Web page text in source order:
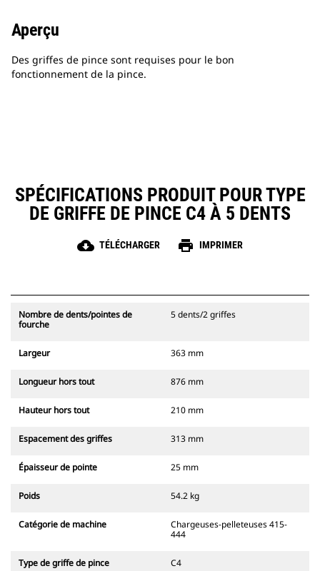
Aperçu
Des griffes de pince sont requises pour le bon
fonctionnement de la pince.
SPÉCIFICATIONS PRODUIT POUR TYPE
DE GRIFFE DE PINCE C4 À 5 DENTS
cloud_download TÉLÉCHARGER print IMPRIMER
Nombre de dents/pointes de
fourche
5 dents/2 griffes
Largeur 363 mm
Longueur hors tout 876 mm
Hauteur hors tout 210 mm
Espacement des griffes 313 mm
Épaisseur de pointe 25 mm
Poids 54.2 kg
Catégorie de machine
Chargeuses-pelleteuses 415-
444
Type de griffe de pince C4